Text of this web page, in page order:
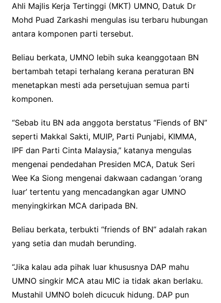
Ahli Majlis Kerja Tertinggi (MKT) UMNO, Datuk Dr
Mohd Puad Zarkashi mengulas isu terbaru hubungan
antara komponen parti tersebut.
Beliau berkata, UMNO lebih suka keanggotaan BN
bertambah tetapi terhalang kerana peraturan BN
menetapkan mesti ada persetujuan semua parti
komponen.
“Sebab itu BN ada anggota berstatus “Fiends of BN”
seperti Makkal Sakti, MUIP, Parti Punjabi, KIMMA,
IPF dan Parti Cinta Malaysia,” katanya mengulas
mengenai pendedahan Presiden MCA, Datuk Seri
Wee Ka Siong mengenai dakwaan cadangan ‘orang
luar’ tertentu yang mencadangkan agar UMNO
menyingkirkan MCA daripada BN.
Beliau berkata, terbukti “friends of BN” adalah rakan
yang setia dan mudah berunding.
“Jika kalau ada pihak luar khususnya DAP mahu
UMNO singkir MCA atau MIC ia tidak akan berlaku.
Mustahil UMNO boleh dicucuk hidung. DAP pun